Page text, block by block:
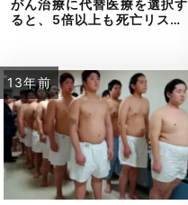
がん治療に代替医療を選択す
ると、5倍以上も死亡リス…
13年前